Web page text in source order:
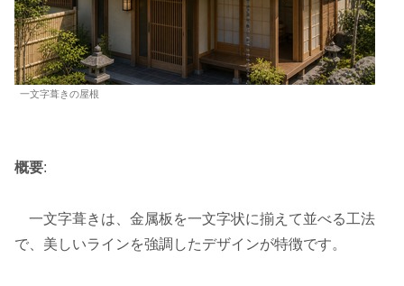
一文字葺きの屋根
概要:
一文字葺きは、金属板を一文字状に揃えて並べる工法
で、美しいラインを強調したデザインが特徴です。